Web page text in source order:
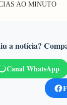
AO MINUTO
a notícia?
Canal WhatsApp